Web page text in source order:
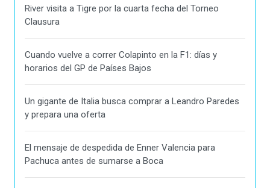
River visita a Tigre por la cuarta fecha del Torneo
Clausura
Cuando vuelve a correr Colapinto en la F1: días y
horarios del GP de Países Bajos
Un gigante de Italia busca comprar a Leandro Paredes
y prepara una oferta
El mensaje de despedida de Enner Valencia para
Pachuca antes de sumarse a Boca